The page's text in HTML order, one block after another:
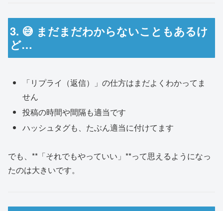
3. 😅 まだまだわからないこともあるけ
ど…
「リプライ（返信）」の仕方はまだよくわかってま
せん
投稿の時間や間隔も適当です
ハッシュタグも、たぶん適当に付けてます
でも、**「それでもやっていい」**って思えるようになっ
たのは大きいです。